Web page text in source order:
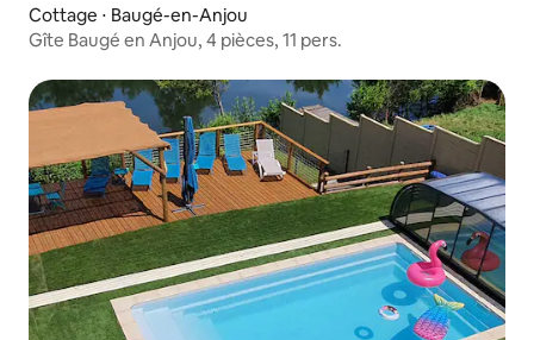
Cottage ⋅ Baugé-en-Anjou
Gîte Baugé en Anjou, 4 pièces, 11 pers.